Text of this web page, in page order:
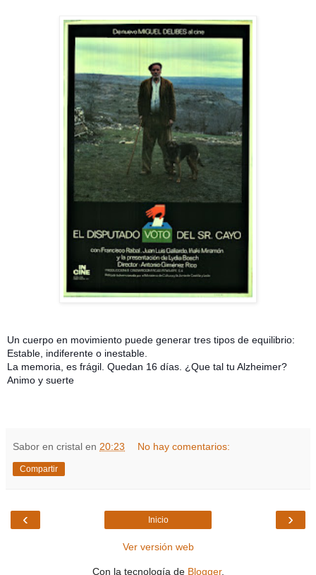
Un cuerpo en movimiento puede generar tres tipos de equilibrio:
Estable, indiferente o inestable.
La memoria, es frágil. Quedan 16 días. ¿Que tal tu Alzheimer?
Animo y suerte
Sabor en cristal en 20:23 No hay comentarios:
Compartir
‹ ›
Inicio
Ver versión web
Con la tecnología de Blogger.